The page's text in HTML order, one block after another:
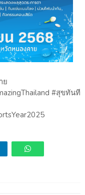
ย
#สุขทันที